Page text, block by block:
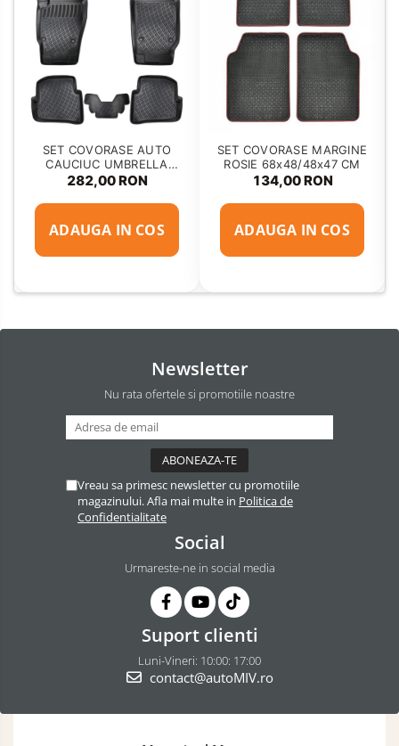
SET COVORASE AUTO
CAUCIUC UMBRELLA
PENTRU VW POLO V (6R /
6C / 61) 2009-2017
282,00 RON
ADAUGA IN COS
SET COVORASE MARGINE
ROSIE 68x48/48x47 CM
134,00 RON
ADAUGA IN COS
Newsletter
Nu rata ofertele si promotiile noastre
Vreau sa primesc newsletter cu promotiile
magazinului. Afla mai multe in Politica de
Confidentialitate
Social
Urmareste-ne in social media
Suport clienti
Luni-Vineri: 10:00: 17:00
contact@autoMIV.ro